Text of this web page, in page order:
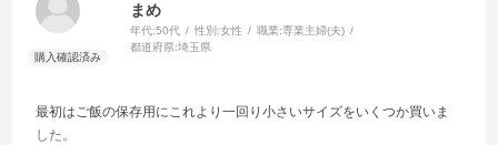
まめ
年代:50代 性別:女性 職業:専業主婦(夫)
都道府県:埼玉県
最初はご飯の保存用にこれより一回り小さいサイズをいくつか買いま
した。